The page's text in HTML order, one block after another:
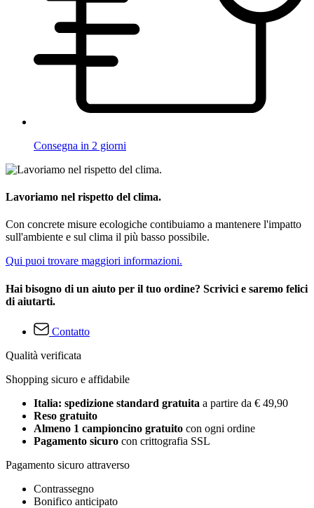
Consegna in 2 giorni
Lavoriamo nel rispetto del clima.
Con concrete misure ecologiche contibuiamo a mantenere l'impatto
sull'ambiente e sul clima il più basso possibile.
Qui puoi trovare maggiori informazioni.
Hai bisogno di un aiuto per il tuo ordine? Scrivici e saremo felici
di aiutarti.
Contatto
Qualità verificata
Shopping sicuro e affidabile
Italia: spedizione standard gratuita a partire da € 49,90
Reso gratuito
Almeno 1 campioncino gratuito con ogni ordine
Pagamento sicuro con crittografia SSL
Pagamento sicuro attraverso
Contrassegno
Bonifico anticipato